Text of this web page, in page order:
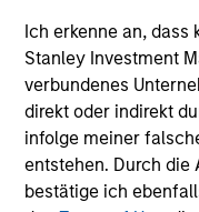
Ich erkenne an, dass
Stanley Investment
verbundenes
direkt oder indirekt
infolge meiner
entstehen. Durch die
bestätige ich
herein has not been
individual investor
advice, nor should it
accounting, legal or
should seek
advice as to tax
investment decision.
investment strategy